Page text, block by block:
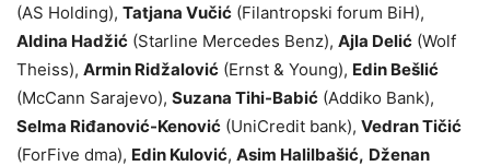
(AS Holding), Tatjana Vučić (Filantropski forum BiH),
Aldina Hadžić (Starline Mercedes Benz), Ajla Delić (Wolf
Theiss), Armin Ridžalović (Ernst & Young), Edin Bešlić
(McCann Sarajevo), Suzana Tihi-Babić (Addiko Bank),
Selma Riđanović-Kenović (UniCredit bank), Vedran Tičić
(ForFive dma), Edin Kulović, Asim Halilbašić, Dženan